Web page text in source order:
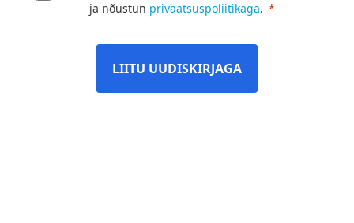
ja nõustun privaatsuspoliitikaga.
LIITU UUDISKIRJAGA